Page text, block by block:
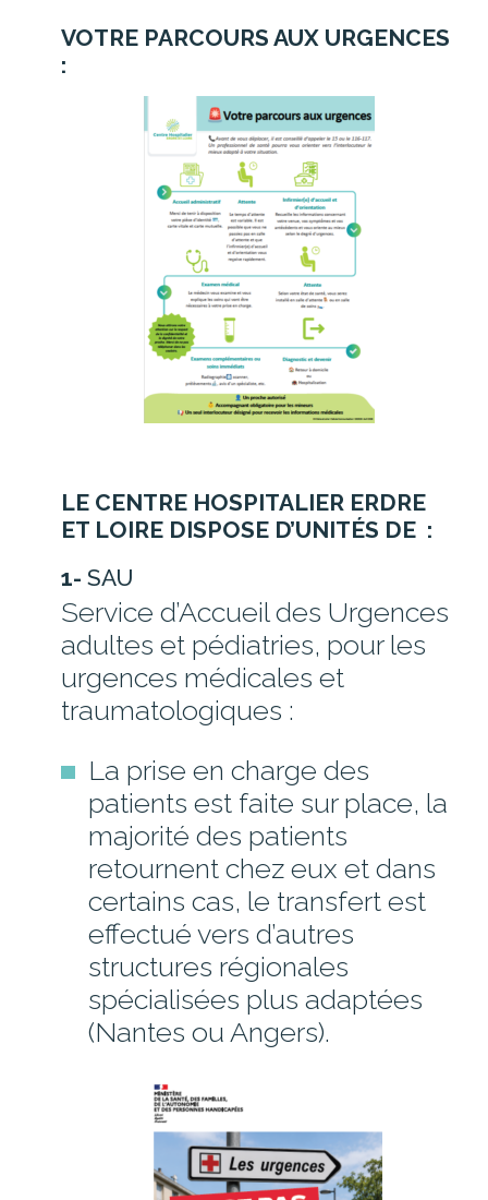
ESPACE VISITEUR
VOTRE PARCOURS AUX URGENCES
:
LE CENTRE HOSPITALIER ERDRE
ET LOIRE DISPOSE D’UNITÉS DE :
1- SAU
Service d’Accueil des Urgences
adultes et pédiatries, pour les
urgences médicales et
traumatologiques :
La prise en charge des
patients est faite sur place, la
majorité des patients
retournent chez eux et dans
certains cas, le transfert est
effectué vers d’autres
structures régionales
spécialisées plus adaptées
(Nantes ou Angers).